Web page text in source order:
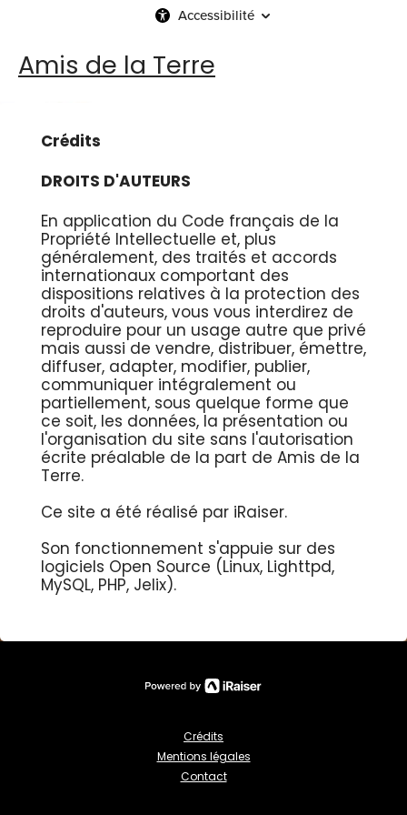
Accessibilité
Amis de la Terre
Crédits
DROITS D'AUTEURS
En application du Code français de la
Propriété Intellectuelle et, plus
généralement, des traités et accords
internationaux comportant des
dispositions relatives à la protection des
droits d'auteurs, vous vous interdirez de
reproduire pour un usage autre que privé
mais aussi de vendre, distribuer, émettre,
diffuser, adapter, modifier, publier,
communiquer intégralement ou
partiellement, sous quelque forme que
ce soit, les données, la présentation ou
l'organisation du site sans l'autorisation
écrite préalable de la part de Amis de la
Terre.
Ce site a été réalisé par iRaiser.
Son fonctionnement s'appuie sur des
logiciels Open Source (Linux, Lighttpd,
MySQL, PHP, Jelix).
Crédits
Mentions légales
Contact